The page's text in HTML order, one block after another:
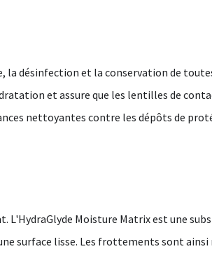
désinfection et la conservation de
et assure que les lentilles de
nettoyantes contre les dépôts de
Moisture Matrix est une
surface lisse. Les frottements sont